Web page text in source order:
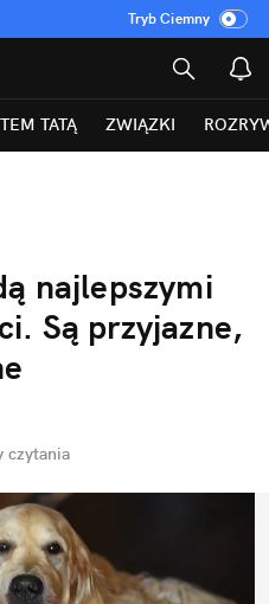
Tryb Ciemny
TATĄ ZWIĄZKI
najlepszymi
Są przyjazne,
czytania